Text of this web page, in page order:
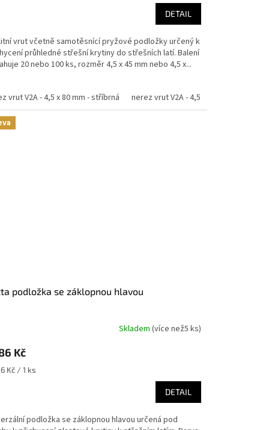
DETAIL
vrut včetně samotěsnící pryžové podložky určený k
průhledné střešní krytiny do střešních latí. Balení
20 nebo 100 ks, rozměr 4,5 x 45 mm nebo 4,5 x...
vrut V2A - 4,5 x 80 mm - stříbrná nerez vrut V2A - 4,5 x 45 mm - stříbrná
podložka se záklopnou hlavou
Skladem (více než5 ks)
Kč
Kč / 1 ks
DETAIL
podložka se záklopnou hlavou určená pod